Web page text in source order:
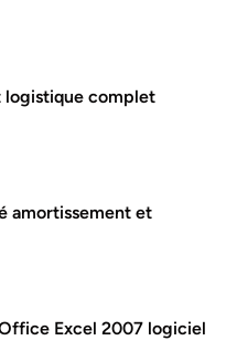
logistique complet
amortissement et
Excel 2007 logiciel